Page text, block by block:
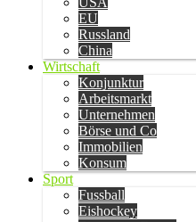
EU
Russland
China
Wirtschaft
Konjunktur
Arbeitsmarkt
Unternehmen
Börse und Co
Immobilien
Konsum
Sport
Fussball
Eishockey